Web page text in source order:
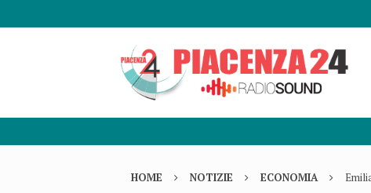
HOME NOTIZIE ECONOMIA